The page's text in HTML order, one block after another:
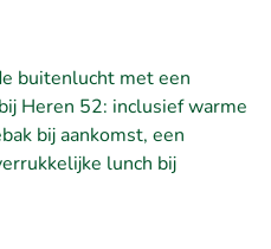
buitenlucht met een
Heren 52: inclusief warme
bij aankomst, een
lunch bij